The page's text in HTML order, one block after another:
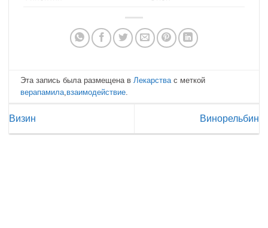
Эта запись была размещена в Лекарства с меткой
верапамила взаимодействие
Визин Винорельбин